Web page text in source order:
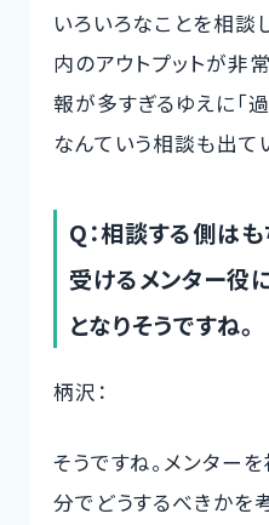
いろいろなことを相談
内のアウトプットが非
報が多すぎるゆえに「
なんていう相談も出て
Q：相談する側は
受けるメンター役
となりそうですね。
柄沢：
そうですね。メンター
分でどうするべきかを